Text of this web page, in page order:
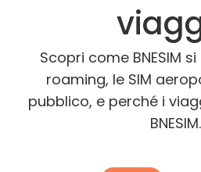
Scopri come BNESIM
roaming, le SIM
pubblico, e perché i
BNESIM.